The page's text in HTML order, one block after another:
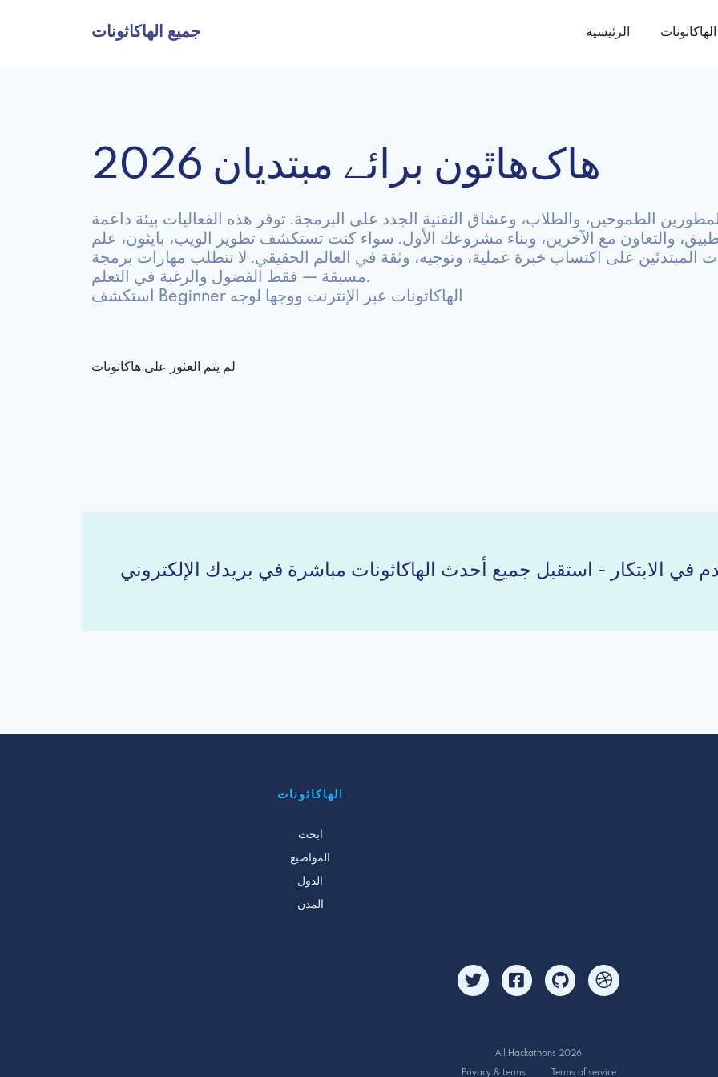
جميع الهاكاثونات الرئيسية الهاكاثونات
هاک‌هاٿون برائے مبتدیان 2026
الطموحين، والطلاب، وعشاق التقنية الجدد على البرمجة. توفر هذه الفعاليات بيئة داعمة
والتعاون مع الآخرين، وبناء مشروعك الأول. سواء كنت تستكشف تطوير الويب، بايثون، علم
المبتدئين على اكتساب خبرة عملية، وتوجيه، وثقة في العالم الحقيقي. لا تتطلب مهارات برمجة
مسبقة — فقط الفضول والرغبة في التعلم.
استكشف Beginner الهاكاثونات عبر الإنترنت ووجها لوجه
لم يتم العثور على هاكاثونات
الهاكاثونات
ابحث
المواضيع
الدول
المدن
All Hackathons 2026
Privacy & terms
Terms of service